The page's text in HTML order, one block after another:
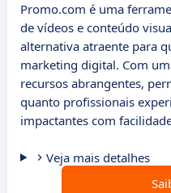
Promo.com é uma
de vídeos e conteúdo
alternativa atraente para
marketing digital. Com
recursos abrangentes,
quanto profissionais
impactantes com
Veja mais detalhes